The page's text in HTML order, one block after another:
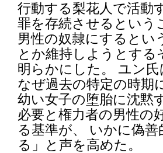
行動する梨花人で活動
罪を存続させるという
男性の奴隷にするとい
とか維持しようとす
明らかにした。 ユン
なぜ過去の特定の時期
幼い女子の堕胎に沈黙
必要と権力者の男性の
る基準が、 いかに偽
る」と声を高めた。